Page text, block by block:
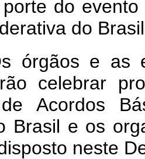
do
do
órgãos e as
celebrar
Acordos
Brasil e os
neste